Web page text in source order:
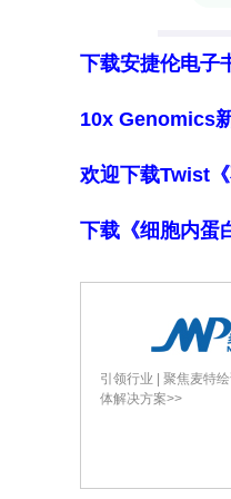
完全消失。
CUT&Tag
升高——表明
Genomic
部分位点的
失频率无差
Prime
对全部13个
H3K18、
无法获完全
下载安捷伦电子
10x Genomics
欢迎下载Twist
下载《细胞内蛋
引领行业 | 聚焦麦特
体解决方案>>